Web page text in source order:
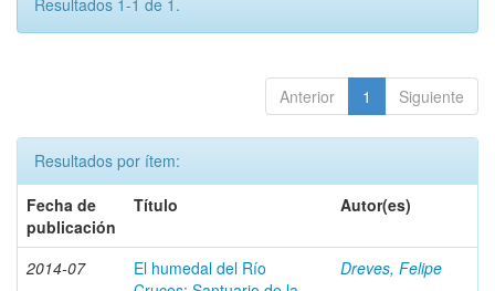
Resultados 1-1 de 1.
Anterior 1 Siguiente
Resultados por ítem:
Fecha de
publicación
Título Autor(es)
2014-07
El humedal del Río
Dreves, Felipe